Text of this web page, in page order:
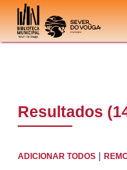
Ir para o conteúdo
Resultados
ADICIONAR TODOS |